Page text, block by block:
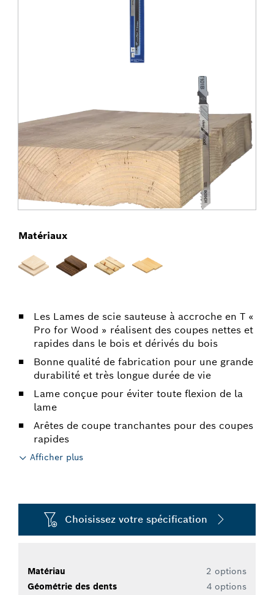
Les Lames de scie sauteuse à accroche en T «
Pro for Wood » réalisent des coupes nettes et
rapides dans le bois et dérivés du bois
Bonne qualité de fabrication pour une grande
durabilité et très longue durée de vie
Lame conçue pour éviter toute flexion de la
lame
Arêtes de coupe tranchantes pour des coupes
rapides
Afficher plus
Matériaux
Choisissez votre spécification
Matériau
2 options
Géométrie des dents
4 options